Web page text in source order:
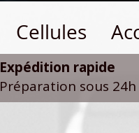
Cellules
Expédition rapide
Préparation sous 24h